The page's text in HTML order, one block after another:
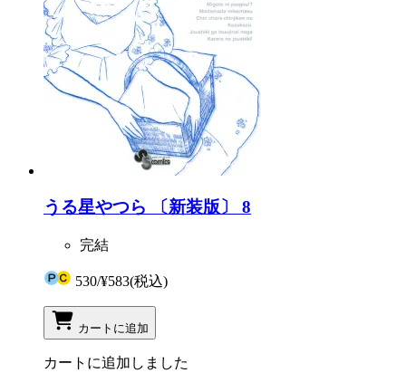
うる星やつら 〔新装版〕 8
完結
530/¥583(税込)
カートに追加
カートに追加しました